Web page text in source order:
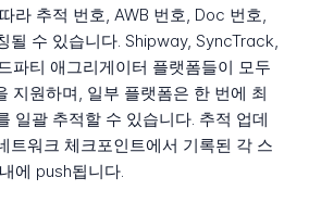
라 추적 번호, AWB 번호, Doc 번호,
될 수 있습니다. Shipway, SyncTrack,
파티 애그리게이터 플랫폼들이 모두
지원하며, 일부 플랫폼은 한 번에 최
일괄 추적할 수 있습니다. 추적 업데
트워크 체크포인트에서 기록된 각 스
에 push됩니다.